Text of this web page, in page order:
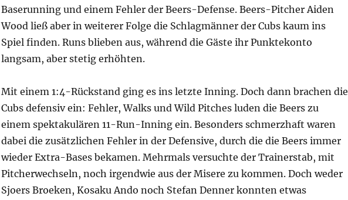
Baserunning und einem Fehler der Beers-Defense. Beers-Pitcher Aiden
Wood ließ aber in weiterer Folge die Schlagmänner der Cubs kaum ins
Spiel finden. Runs blieben aus, während die Gäste ihr Punktekonto
langsam, aber stetig erhöhten.
Mit einem 1:4-Rückstand ging es ins letzte Inning. Doch dann brachen die
Cubs defensiv ein: Fehler, Walks und Wild Pitches luden die Beers zu
einem spektakulären 11-Run-Inning ein. Besonders schmerzhaft waren
dabei die zusätzlichen Fehler in der Defensive, durch die die Beers immer
wieder Extra-Bases bekamen. Mehrmals versuchte der Trainerstab, mit
Pitcherwechseln, noch irgendwie aus der Misere zu kommen. Doch weder
Sjoers Broeken, Kosaku Ando noch Stefan Denner konnten etwas